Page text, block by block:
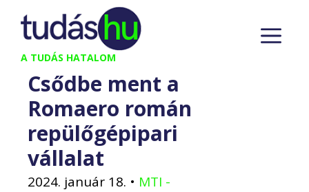
Kilépés
tartalomba
A TUDÁS HATALOM
Csődbe ment a
Romaero román
repülőgépipari
vállalat
2024. január 18. • MTI -